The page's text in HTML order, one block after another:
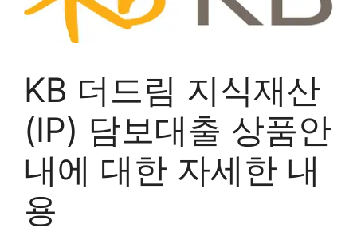
KB 더드림 지식재산
(IP) 담보대출 상품안
내에 대한 자세한 내
용